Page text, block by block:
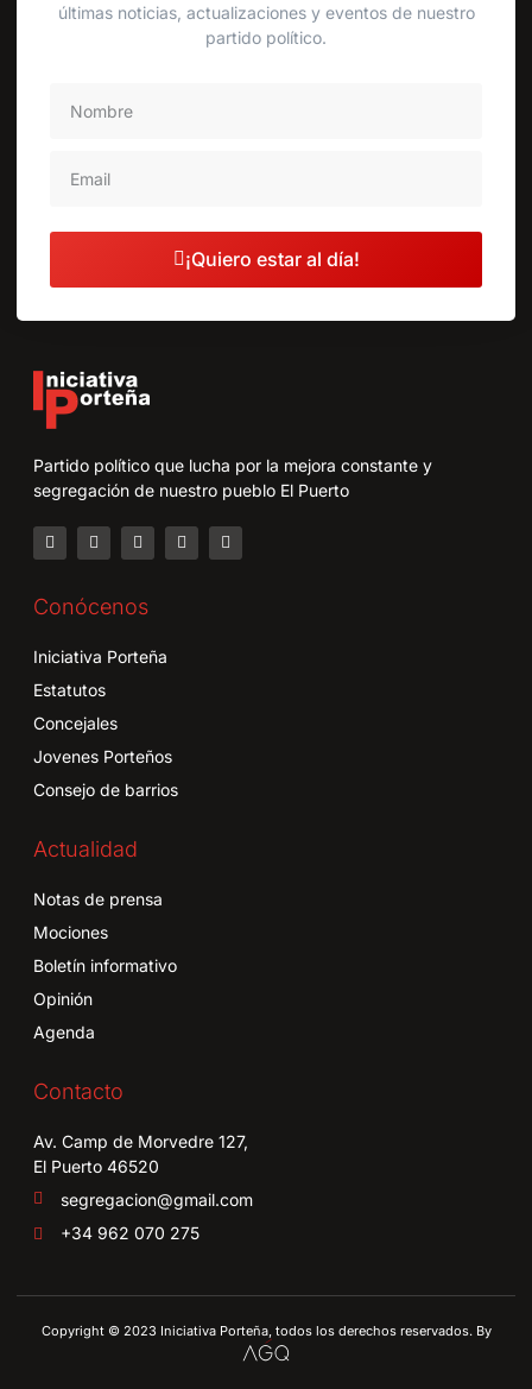
últimas noticias, actualizaciones y eventos de nuestro
partido político.
¡Quiero estar al día!
Partido político que lucha por la mejora constante y
segregación de nuestro pueblo El Puerto
Conócenos
Iniciativa Porteña
Estatutos
Concejales
Jovenes Porteños
Consejo de barrios
Actualidad
Notas de prensa
Mociones
Boletín informativo
Opinión
Agenda
Contacto
Av. Camp de Morvedre 127,
El Puerto 46520
segregacion@gmail.com
+34 962 070 275
Copyright © 2023 Iniciativa Porteña, todos los derechos reservados. By